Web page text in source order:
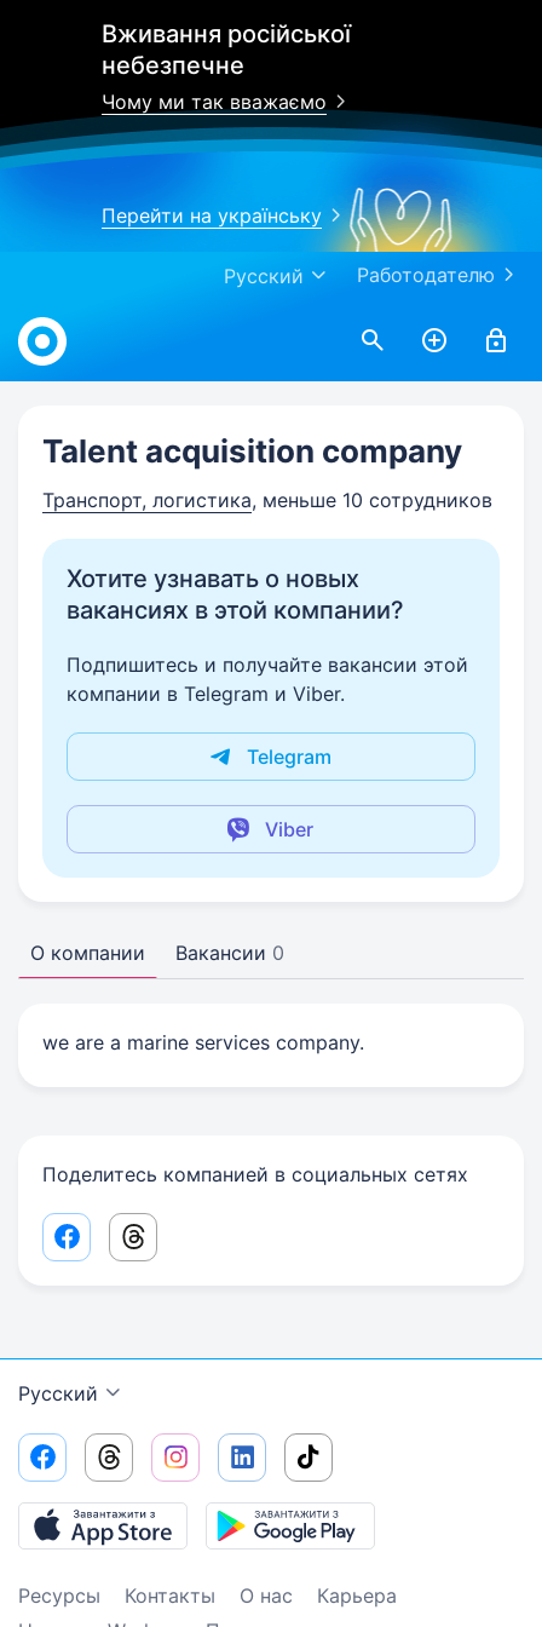
Вживання російської
небезпечне
Чому ми так вважаємо
Перейти на українську
Работодателю
Русский
Work.ua
Talent acquisition company
Транспорт, логистика, меньше 10 сотрудников
Хотите узнавать о новых
вакансиях в этой компании?
Подпишитесь и получайте вакансии этой
компании в Telegram и Viber.
Telegram
Viber
О компании Вакансии 0
we are a marine services company.
Поделитесь компанией в социальных сетях
Facebook share link
Threads share link
Русский
Ресурсы Контакты О нас
Карьера